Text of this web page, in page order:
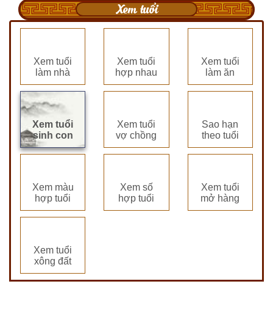
Xem tuổi
Xem tuổi
làm nhà
Xem tuổi
hợp nhau
Xem tuổi
làm ăn
Xem tuổi
sinh con
Xem tuổi
vợ chồng
Sao hạn
theo tuổi
Xem màu
hợp tuổi
Xem số
hợp tuổi
Xem tuổi
mở hàng
Xem tuổi
xông đất